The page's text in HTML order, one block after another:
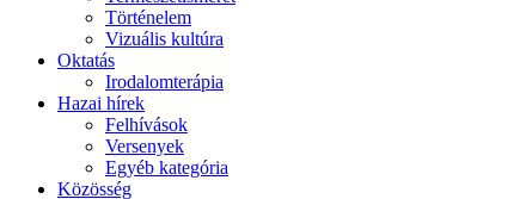
Történelem
Vizuális kultúra
Oktatás
Irodalomterápia
Hazai hírek
Felhívások
Versenyek
Egyéb kategória
Közösség